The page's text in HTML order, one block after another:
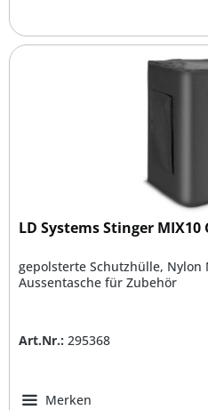
LD Systems Stinger MIX10
gepolsterte Schutzhülle, Nylon
Aussentasche für Zubehör
Art.Nr.: 295368
Merken